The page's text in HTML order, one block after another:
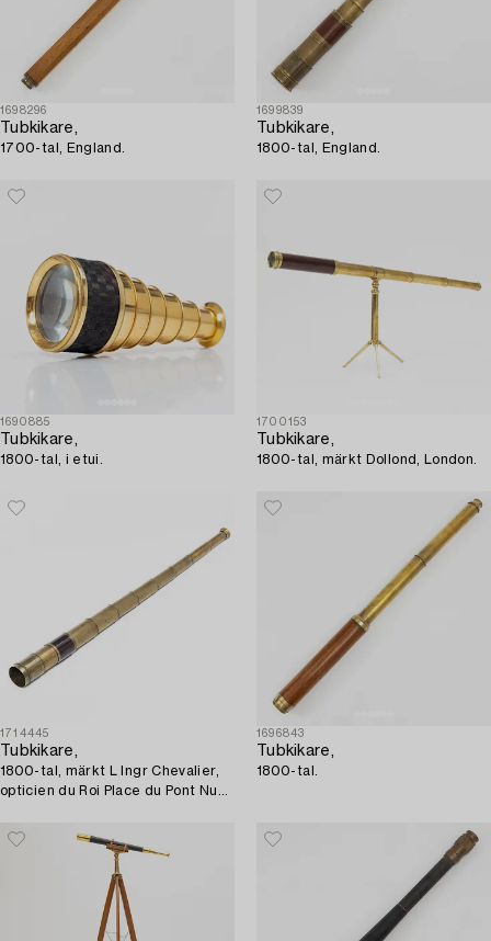
1698296
Tubkikare,
1700-tal, England.
1699839
Tubkikare,
1800-tal, England.
1690885
Tubkikare,
1800-tal, i etui.
1700153
Tubkikare,
1800-tal, märkt Dollond, London.
1714445
Tubkikare,
1800-tal, märkt L Ingr Chevalier,
opticien du Roi Place du Pont Nuef
1696843
Tubkikare,
1800-tal.